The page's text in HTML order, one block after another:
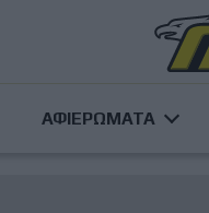
ΑΦΙΕΡΩΜΑΤΑ